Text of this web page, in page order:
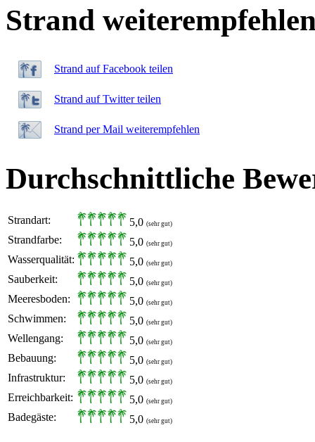
Strand
Strand auf Facebook teilen
Strand auf Twitter teilen
Strand per Mail weiterempfehlen
Durchschnittliche
Strandart: 5,0 (sehr gut)
Strandfarbe: 5,0 (sehr gut)
Wasserqualität: 5,0 (sehr gut)
Sauberkeit: 5,0 (sehr gut)
Meeresboden: 5,0 (sehr gut)
Schwimmen: 5,0 (sehr gut)
Wellengang: 5,0 (sehr gut)
Bebauung: 5,0 (sehr gut)
Infrastruktur: 5,0 (sehr gut)
Erreichbarkeit: 5,0 (sehr gut)
Badegäste: 5,0 (sehr gut)